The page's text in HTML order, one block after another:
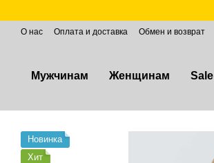
О нас Оплата и доставка Обмен и возврат
Мужчинам Женщинам Sale
Новинка
Хит